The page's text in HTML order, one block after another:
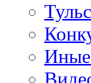
Иные